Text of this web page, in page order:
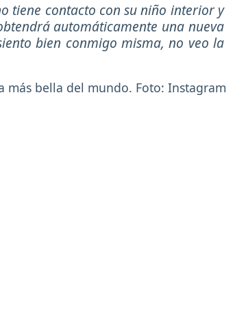
tiene contacto con su niño interior y
automáticamente una nueva
bien conmigo misma, no veo la